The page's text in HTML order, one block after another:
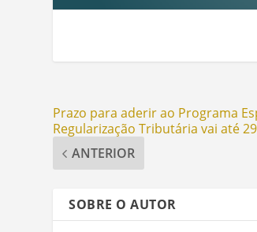
Prazo para aderir ao Programa
Regularização Tributária vai até
ANTERIOR
SOBRE O AUTOR